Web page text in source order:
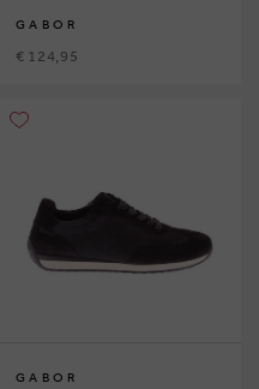
GABOR
€ 124,95
GABOR